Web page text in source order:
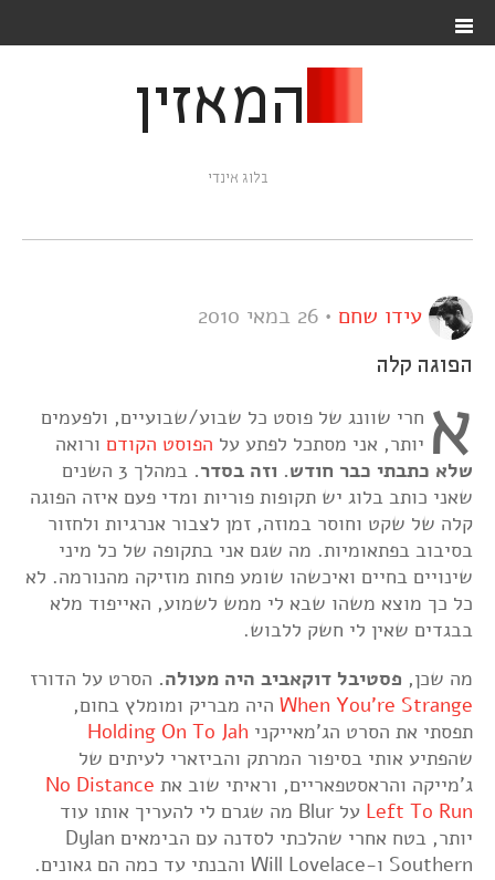
המאזין
בלוג אינדי
עידו שחם • 26 במאי 2010
הפוגה קלה
א חרי שוונג של פוסט כל שבוע/שבועיים, ולפעמים
יותר, אני מסתכל לפתע על הפוסט הקודםורואה
שלא כתבתי כבר חודש. וזה בסדר.
במהלך 3 השנים
שאני כותב בלוג יש תקופות פוריות ומדי פעם איזה הפוגה
קלה של שקט וחוסר במוזה, זמן לצבור אנרגיות ולחזור
בסיבוב בפתאומיות. מה שגם אני בתקופה של כל מיני
שינויים בחיים ואיכשהו שומע פחות מוזיקה מהנורמה. לא
כל כך מוצא משהו שבא לי ממש לשמוע, האייפוד מלא
בבגדים שאין לי חשק ללבוש.
מה שכן, פסטיבל דוקאביב היה מעולה. הסרט על הדורז
When You're Strange היה מבריק ומומלץ בחום,
תפסתי את הסרט הג'מאייקני Holding On To Jah
שהפתיע אותי בסיפור המרתק והביזארי לעיתים של
ג'מייקה והראסטפאריים, וראיתי שוב את No Distance
Left To Run
על Blur מה שגרם לי להעריך אותו עוד
יותר, בטח אחרי שהלכתי לסדנה עם הבימאים Dylan
Southern ו-Will Lovelace והבנתי עד כמה הם גאונים.